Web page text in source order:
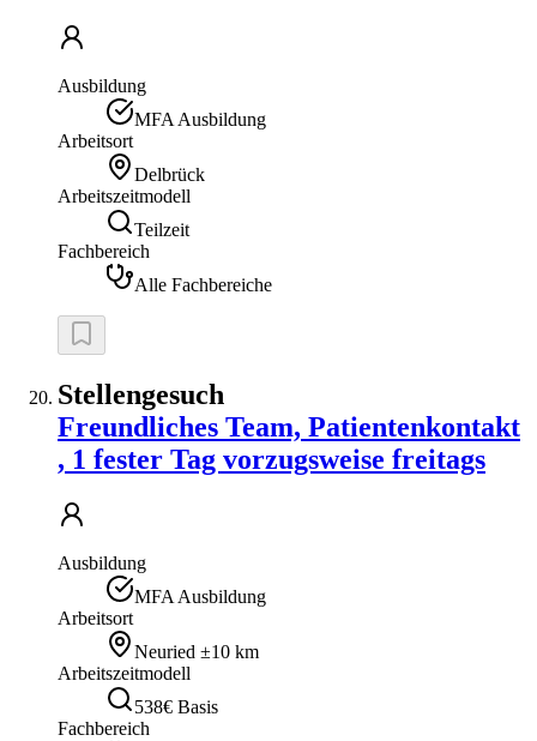
Ausbildung
MFA Ausbildung
Arbeitsort
Delbrück
Arbeitszeitmodell
Teilzeit
Fachbereich
Alle Fachbereiche
Stellengesuch
Freundliches Team, Patientenkontakt
, 1 fester Tag vorzugsweise freitags
Ausbildung
MFA Ausbildung
Arbeitsort
Neuried ±10 km
Arbeitszeitmodell
538€ Basis
Fachbereich